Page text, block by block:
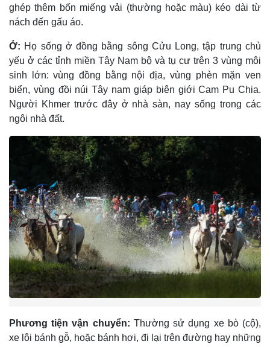
ghép thêm bốn miếng vải (thường hoặc màu) kéo dài từ
nách đến gấu áo.
Ở: Họ sống ở đồng bằng sông Cửu Long, tập trung chủ
yếu ở các tỉnh miền Tây Nam bộ và tụ cư trên 3 vùng môi
sinh lớn: vùng đồng bằng nội địa, vùng phèn mặn ven
biển, vùng đồi núi Tây nam giáp biên giới Cam Pu Chia.
Người Khmer trước đây ở nhà sàn, nay sống trong các
ngôi nhà đất.
Phương tiện vận chuyển: Thường sử dụng xe bò (cộ),
xe lôi bánh gỗ, hoặc bánh hơi, đi lại trên đường hay những